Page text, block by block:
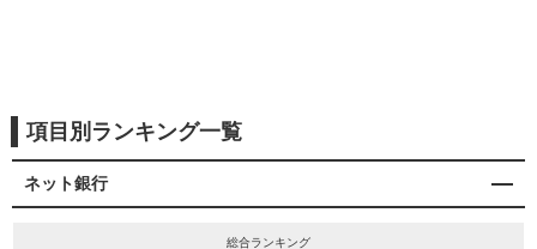
項目別ランキング一覧
ネット銀行
総合ランキング